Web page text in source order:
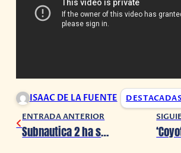
ISAAC DE LA FUENTE DESTACADAS
ENTRADA ANTERIOR
Subnautica 2 ha sido anunciado y también algunos cambios que tendrá